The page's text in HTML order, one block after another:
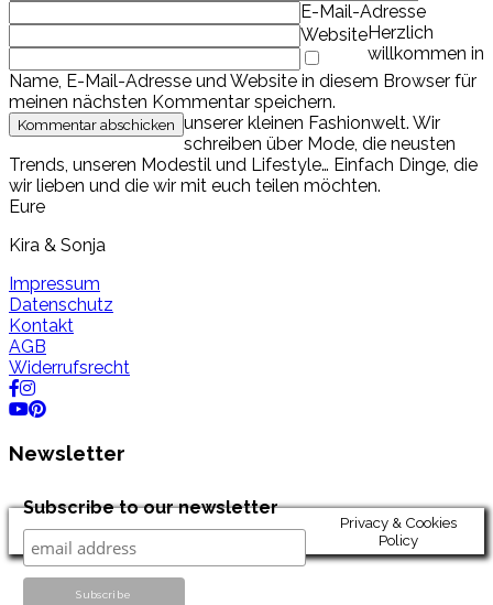
E-Mail-Adresse
Website
Name, E-Mail-Adresse und Website in diesem Browser für
meinen nächsten Kommentar speichern.
Herzlich
willkommen in
unserer kleinen Fashionwelt. Wir
schreiben über Mode, die neusten
Trends, unseren Modestil und Lifestyle… Einfach Dinge, die
wir lieben und die wir mit euch teilen möchten.
Eure
Kira & Sonja
Impressum
Datenschutz
Kontakt
AGB
Widerrufsrecht
Newsletter
Subscribe to our newsletter
Privacy & Cookies
Policy